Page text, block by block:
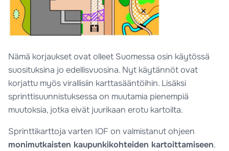
Nämä korjaukset ovat olleet Suomessa osin käytössä
suosituksina jo edellisvuosina. Nyt käytännöt ovat
korjattu myös virallisiin karttasääntöihin. Lisäksi
sprinttisuunnistuksessa on muutamia pienempiä
muutoksia, jotka eivät juurikaan erotu kartoilta.
Sprinttikarttoja varten IOF on valmistanut ohjeen
monimutkaisten kaupunkikohteiden kartoittamiseen.